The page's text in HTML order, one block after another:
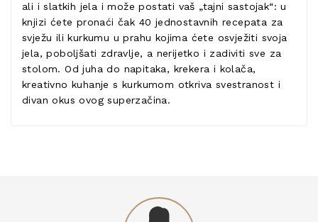
ali i slatkih jela i može postati vaš „tajni sastojak“: u
knjizi ćete pronaći čak 40 jednostavnih recepata za
svježu ili kurkumu u prahu kojima ćete osvježiti svoja
jela, poboljšati zdravlje, a nerijetko i zadiviti sve za
stolom. Od juha do napitaka, krekera i kolača,
kreativno kuhanje s kurkumom otkriva svestranost i
divan okus ovog superzačina.